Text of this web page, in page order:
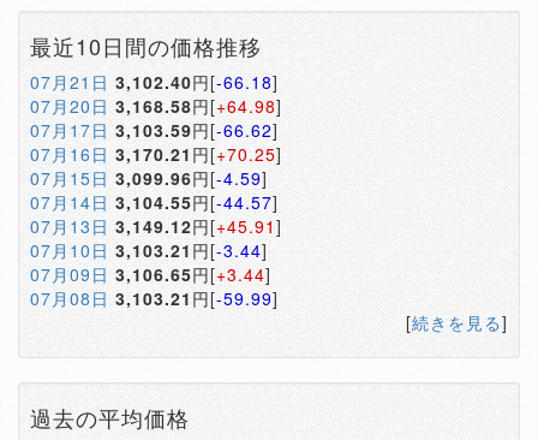
最近10日間の価格推移
07月21日 3,102.40円[-66.18]
07月20日 3,168.58円[+64.98]
07月17日 3,103.59円[-66.62]
07月16日 3,170.21 円[+70.25]
07月15日 3,099.96円[-4.59]
07月14日 3,104.55円[-44.57]
07月13日 3,149.12円[+45.91 ]
07月10日 3,103.21円[-3.44]
07月09日 3,106.65円[+3.44]
07月08日 3,103.21 円[-59.99]
[続きを見る]
過去の平均価格